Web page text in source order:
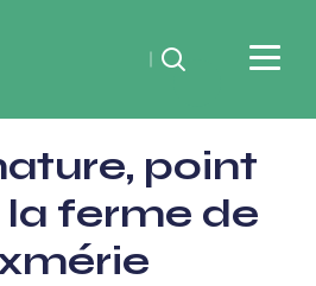
Rechercher
point
la ferme de